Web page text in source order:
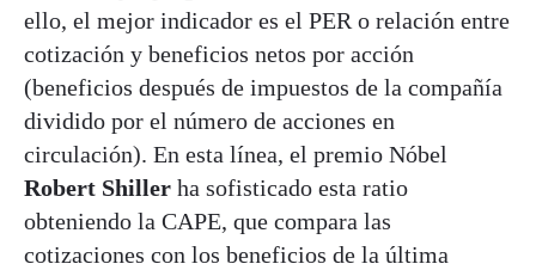
ello, el mejor indicador es el PER o relación entre
cotización y beneficios netos por acción
(beneficios después de impuestos de la compañía
dividido por el número de acciones en
circulación). En esta línea, el premio Nóbel
Robert Shiller ha sofisticado esta ratio
obteniendo la CAPE, que compara las
cotizaciones con los beneficios de la última